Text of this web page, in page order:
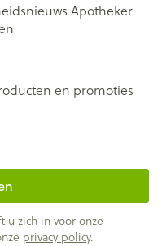
Apotheker
en promoties
u zich in voor onze
privacy policy.